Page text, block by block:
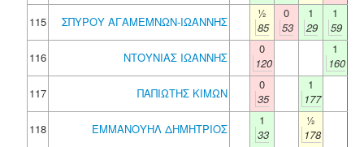
115
ΣΠΥΡΟΥ ΑΓΑΜΕΜΝΩΝ-ΙΩΑΝΝΗΣ
½
85
0
53
1
29
1
59
116
ΝΤΟΥΝΙΑΣ ΙΩΑΝΝΗΣ
0
120
1
160
117
ΠΑΠΙΩΤΗΣ ΚΙΜΩΝ
0
35
1
177
118
ΕΜΜΑΝΟΥΗΛ ΔΗΜΗΤΡΙΟΣ
1
33
½
178